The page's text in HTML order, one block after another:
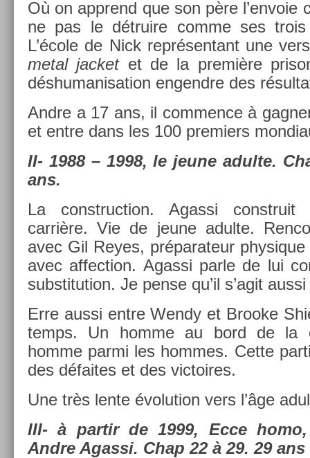
Où on apprend que son père l’en­voie
ne pas le détruire comme ses trois
L’école de Nick re­présen­tant une
metal jac­ket et de la première
déshumanisa­tion en­gendre des
Andre a 17 ans, il com­m­ence à
et entre dans les 100 pre­mi­ers
II- 1988 – 1998, le jeune adul­te.
ans.
La con­struc­tion. Agas­si con­struit
carrière. Vie de jeune adul­te.
avec Gil Reyes, préparateur physique
avec af­fec­tion. Agas­si parle de lui
sub­stitu­tion. Je pense qu’il s’agit
Erre aussi entre Wendy et Brooke
temps. Un homme au bord de la
homme parmi les hom­mes. Cette
des défaites et des vic­toires.
Une très lente évolu­tion vers l’âge
III- à par­tir de 1999, Ecce
Andre Agas­si. Chap 22 à 29. 29